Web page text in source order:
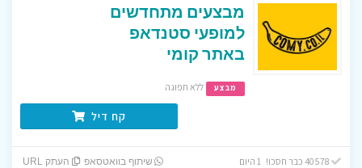
מבצעים מתחדשים
למופעי סטנדאפ
באתר קומי
מבצע ללא תפוגה
קח דיל
40578 כבר חסכו! 1 היום שיתוף בוואטסאפ העתק URL